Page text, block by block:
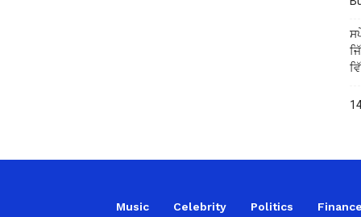
Music Celebrity Politics Finance